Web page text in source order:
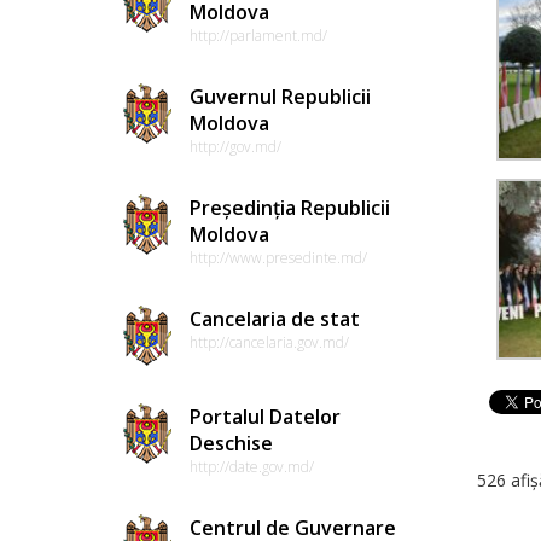
Moldova
http://parlament.md/
Guvernul Republicii
Moldova
http://gov.md/
Președinția Republicii
Moldova
http://www.presedinte.md/
Cancelaria de stat
http://cancelaria.gov.md/
Portalul Datelor
Deschise
http://date.gov.md/
Centrul de Guvernare
526